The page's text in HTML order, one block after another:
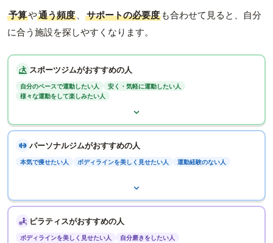
予算や通う頻度 、 サポートの必要度 も合わせて見ると、自分
に合う施設を探しやすくなります。
スポーツジムがおすすめの人
自分のペースで運動したい人
安く・気軽に運動したい人
様々な運動をして楽しみたい人
パーソナルジムがおすすめの人
本気で痩せたい人 ボディラインを美しく見せたい人 運動経験のない人
ピラティスがおすすめの人
ボディラインを美しく見せたい人
自分磨きをしたい人